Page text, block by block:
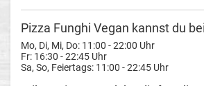
Pizza Funghi Vegan kannst du
Mo, Di, Mi, Do: 11:00 - 22:00 Uhr
Fr: 16:30 - 22:45 Uhr
Sa, So, Feiertags: 11:00 - 22:45 Uhr